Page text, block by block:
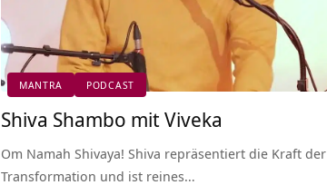
MANTRA PODCAST
Shiva Shambo mit Viveka
Om Namah Shivaya! Shiva repräsentiert die Kraft der
Transformation und ist reines…